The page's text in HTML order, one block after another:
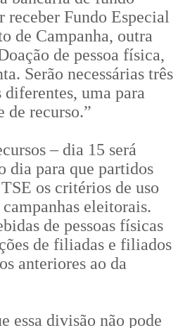
Fundo Especial
de Campanha, outra
de pessoa física,
Serão necessárias três
diferentes, uma para
de recurso.”
– dia 15 será
dia para que partidos
os critérios de uso
campanhas eleitorais.
de pessoas físicas
de filiadas e filiados
anteriores ao da
essa divisão não pode